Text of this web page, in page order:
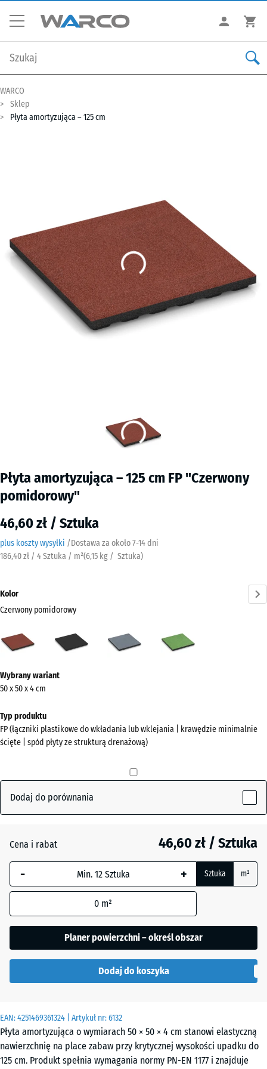
WARCO
Sklep
Płyta amortyzująca – 125 cm
Płyta amortyzująca – 125 cm FP "Czerwony
pomidorowy"
46,60 zł / Sztuka
plus koszty wysyłki /Dostawa za około7-14 dni
186,40 zł / 4 Sztuka / m²(6,15 kg / Sztuka)
EAN:4251469361324 | Artykuł nr:6132
Płyta amortyzująca o wymiarach 50 × 50 × 4 cm stanowi elastyczną
nawierzchnię na place zabaw przy krytycznej wysokości upadku do
125 cm. Produkt spełnia wymagania normy PN-EN 1177 i znajduje
Kolor
Czerwony pomidorowy
pomidorowy
informacji
o
kolorach?
Pokaż
paletę
pomidorowy(active)
Antracyt
Grafitowy + 1,70 zł
+ 1,70 zł
Wybrany wariant
50 x 50 x 4 cm
Typ produktu
FP (łączniki plastikowe do wkładania lub wklejania | krawędzie minimalnie
ścięte | spód płyty ze strukturą drenażową)
Dodaj do porównania
Cena i rabat 46,60 zł / Sztuka
- + Sztuka m²
0 m²
Planer powierzchni – określ obszar
Dodaj do koszyka